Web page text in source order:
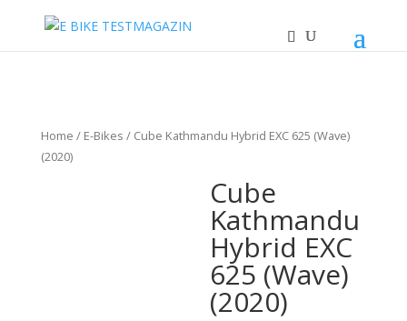
Home / E-Bikes / Cube Kathmandu Hybrid EXC 625 (Wave)
(2020)
Cube
Kathmandu
Hybrid EXC
625 (Wave)
(2020)